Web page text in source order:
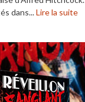
dans...Lire la suite